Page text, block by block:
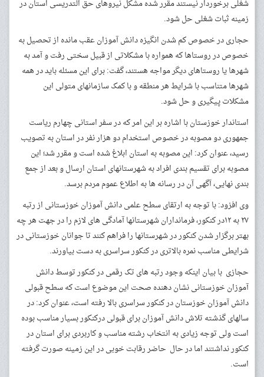
شغلی برخوردار نیستند مقرر شده مشکل نیروهای حق التدریسی استان در
زمینه ثبات شغلی حل شود.
حجاری در خصوص کم شدن انگیزه دانش آموزان عقب مانده از تحصیل به
خصوص در روستاها که همواره با مشکلاتی از قبیل سختی رفت و آمد به
شهرها یا روستاهای دیگر مواجه هستند، گفت: برای این مسئله باید در همه
شهرها متناسب با شرایط هر منطقه و با کمک سازمانهای متولی این
مشکلات پیگیری و حل شود.
استاندار خوزستان با اشاره بر این امر که در سفر استانی چهارم ریاست
جمهوری دو مصوبه در خصوص استخدام دو هزار نفر در استان به تصویب
رسید، عنوان کرد: این مصوبه به استان ابلاغ شده است و مقرر شد؛ این
مصوبه برای تقسیم بندی افراد به شهرستانهای استان ارسال و بعد از جمع
بندی نهایی، آگهی آن در رسانه ها به اطلاع عموم مردم برسد.
وی افزود: با توجه به ارتقای سطح علمی دانش آموزان خوزستانی از رتبه
۲۷ به ۱۲در کنکور، فرمانداران شهرستانها آمادگی های لازم را در جهت هر چه
بهتر برگزار شدن کنکور در شهرستانها را فراهم کنند تا جوانان خوزستانی در
شرایطی مناسب نمره بالاتری در کنکور سراسری به دست بیاورند.
حجازی با بیان اینکه وجود رتبه های تک رقمی در کنکور توسط دانش
آموزان خوزستانی نشان دهنده صحت این موضوع است که سطح قبولی
دانش آموزان خوزستان در کنکور سراسری بالا رفته است، عنوان کرد: در
سالهای گذشته تلاش دانش آموزان برای قبولی درکنکور بسیار مناسب بوده
است ولی توجه زیادی به انتخاب رشته مناسب و کاربردی برای استان در
کنکور نداشتند اما در حال حاضر رقابت خوبی در این زمینه صورت گرفته
است.